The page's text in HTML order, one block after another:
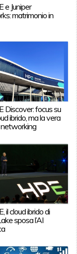
e Juniper
matrimonio in
Discover: focus su
ibrido, ma la vera
networking
il cloud ibrido di
sposa l’AI